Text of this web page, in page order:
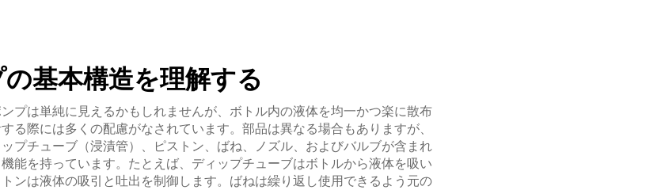
基本構造を理解する
プは単純に見えるかもしれませんが、ボトル内の液体を均一かつ楽に散布
る際には多くの配慮がなされています。部品は異なる場合もありますが、
プチューブ（浸漬管）、ピストン、ばね、ノズル、およびバルブが含まれ
能を持っています。たとえば、ディップチューブはボトルから液体を吸い
ンは液体の吸引と吐出を制御します。ばねは繰り返し使用できるよう元の